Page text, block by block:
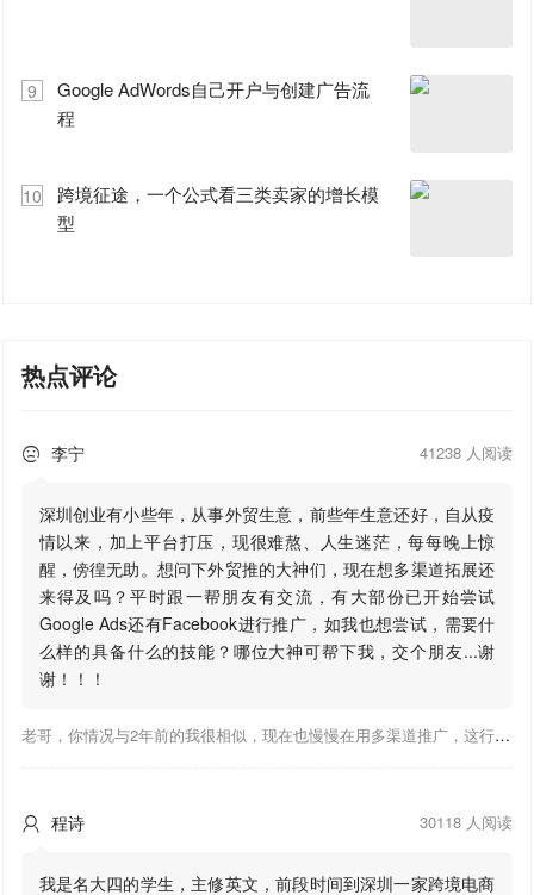
9
Google AdWords自己开户与创建广告流
程
10
跨境征途，一个公式看三类卖家的增长模
型
热点评论
 李宁 41238 人阅读
深圳创业有小些年，从事外贸生意，前些年生意还好，自从疫
情以来，加上平台打压，现很难熬、人生迷茫，每每晚上惊
醒，傍徨无助。想问下外贸推的大神们，现在想多渠道拓展还
来得及吗？平时跟一帮朋友有交流，有大部份已开始尝试
Google Ads还有Facebook进行推广，如我也想尝试，需要什
么样的具备什么的技能？哪位大神可帮下我，交个朋友...谢
谢！！！
老哥，你情况与2年前的我很相似，现在也慢慢在用多渠道推广，这行有钱景，你有基础上手会比较快，不必担心。至于Google还是Facebook哪好上手，我是Google广告入手，现在迷上外贸推关注大神们的营销推广干货。有空你也可多泡下这站，真能学到不少东西；希望可以帮到你！
 程诗 30118 人阅读
我是名大四的学生，主修英文，前段时间到深圳一家跨境电商